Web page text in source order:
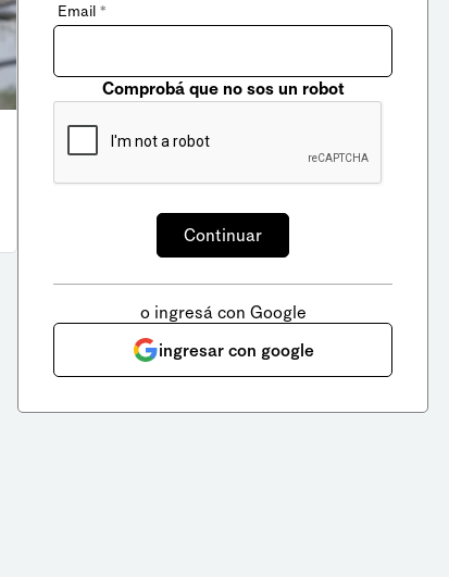
Email *
Comprobá que no sos un robot
o ingresá con Google
ingresar con google